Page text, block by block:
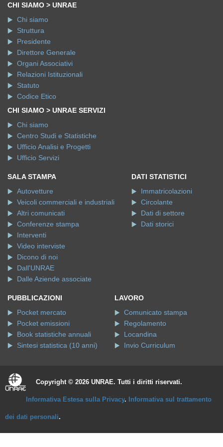
Struttura
Presidente
Direttore Generale
Organi Associativi
Relazioni Istituzionali
Statuto
Codice Etico
Centro Studi e Statistiche
Ufficio Analisi e Progetti
Ufficio Servizi
Veicoli commerciali e industriali
Altri comunicati
Conferenze stampa
Interventi
Video interviste
Dicono di noi
Dall'UNRAE
Dalle Aziende associate
Circolante
Dati di settore
Dati storici
Pocket emissioni
Book statistiche annuali
Sintesi statistica (10 anni)
Regolamento
Locandina
Invio Curriculum